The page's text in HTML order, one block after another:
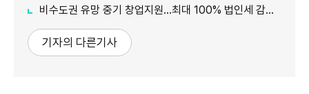
비수도권 유망 중기 창업지원...최대 100% 법인세 감면 나서
기자의 다른기사